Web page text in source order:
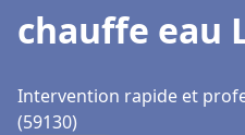
chauffe eau
Intervention rapide et
(59130)